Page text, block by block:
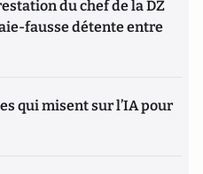
du chef de la DZ
fausse détente entre
qui misent sur l’IA pour